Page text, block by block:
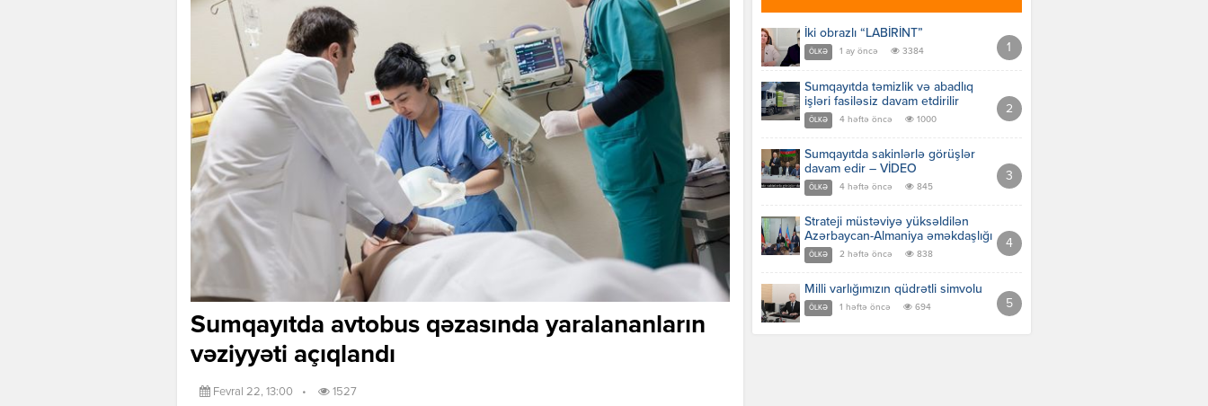
Sumqayıtda avtobus qəzasında yaralananların
vəziyyəti açıqlandı
Fevral 22, 13:00 • 1527
İki obrazlı “LABİRİNT”
ÖLKƏ 1 ay öncə 3384
Sumqayıtda təmizlik və abadlıq
işləri fasiləsiz davam etdirilir
ÖLKƏ 4 həftə öncə 1000
Sumqayıtda sakinlərlə görüşlər
davam edir – VİDEO
ÖLKƏ 4 həftə öncə 845
Strateji müstəviyə yüksəldilən
Azərbaycan-Almaniya əməkdaşlığı
ÖLKƏ 2 həftə öncə 838
Milli varlığımızın qüdrətli simvolu
ÖLKƏ 1 həftə öncə 694